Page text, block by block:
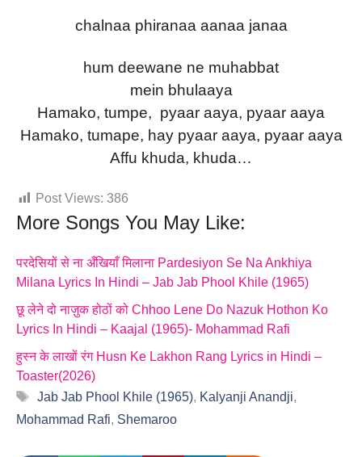
chalnaa phiranaa aanaa janaa
hum deewane ne muhabbat
mein bhulaaya
Hamako, tumpe, pyaar aaya, pyaar aaya
Hamako, tumape, hay pyaar aaya, pyaar aaya
Affu khuda, khuda…
Post Views: 386
More Songs You May Like:
परदेसियों से ना अँखियाँ मिलाना Pardesiyon Se Na Ankhiya
Milana Lyrics In Hindi – Jab Jab Phool Khile (1965)
छू लेने दो नाज़ुक होठों को Chhoo Lene Do Nazuk Hothon Ko
Lyrics In Hindi – Kaajal (1965)- Mohammad Rafi
हुस्न के लाखों रंग Husn Ke Lakhon Rang Lyrics in Hindi –
Toaster(2026)
Tags
Jab Jab Phool Khile (1965), Kalyanji Anandji,
Mohammad Rafi, Shemaroo